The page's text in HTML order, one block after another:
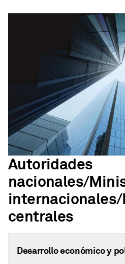
Autoridades
nacionales/
internacionales/
centrales
Desarrollo económico y